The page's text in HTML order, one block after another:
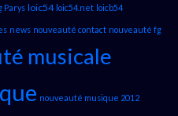
Parys loic54 loic54.net loicb54
news nouveauté contact nouveauté fg
musicale
nouveauté musique 2012